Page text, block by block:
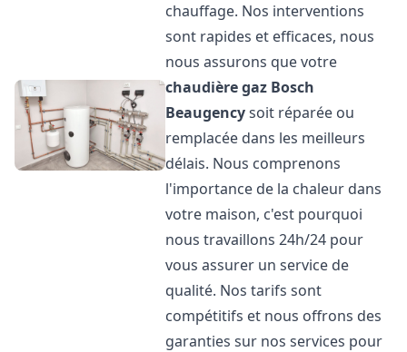
chauffage. Nos interventions
sont rapides et efficaces, nous
nous assurons que votre
chaudière gaz Bosch
Beaugencysoit réparée ou
remplacée dans les meilleurs
délais. Nous comprenons
l'importance de la chaleur dans
votre maison, c'est pourquoi
nous travaillons 24h/24 pour
vous assurer un service de
qualité. Nos tarifs sont
compétitifs et nous offrons des
garanties sur nos services pour